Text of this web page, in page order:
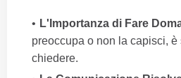
L'Importanza di Fare
preoccupa o non la capisci,
chiedere.